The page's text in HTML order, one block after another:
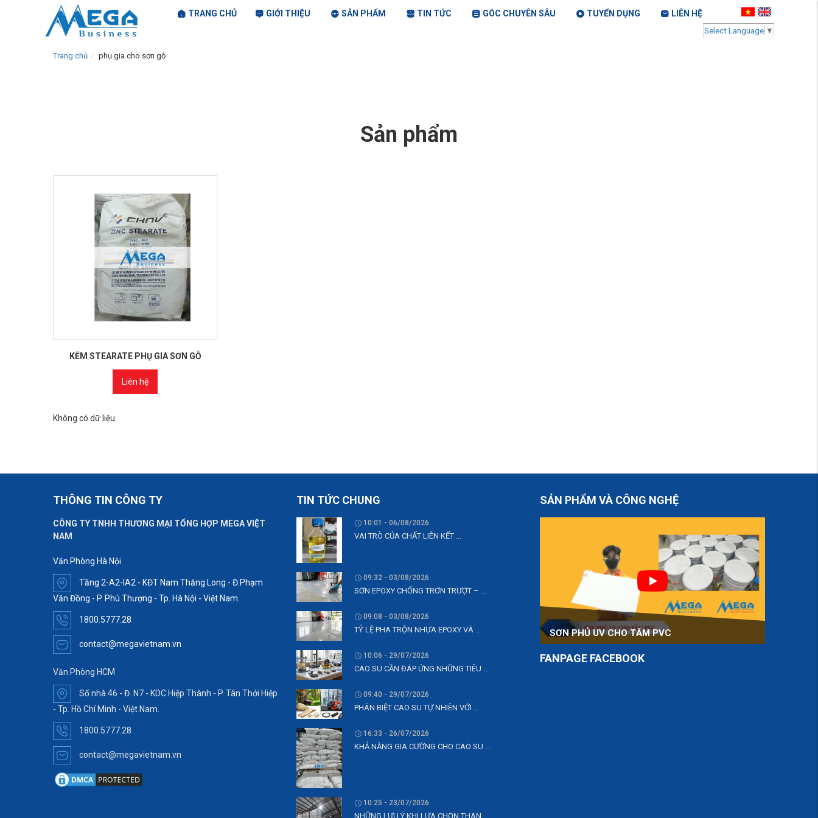
TRANG CHỦ GIỚI THIỆU SẢN PHẨM TIN TỨC GÓC CHUYÊN SÂU TUYỂN DỤNG LIÊN HỆ
Select Language ▼
Trang chủ phụ gia cho sơn gỗ
Sản phẩm
KẼM STEARATE PHỤ GIA SƠN GỖ
Liên hệ
Không có dữ liệu
THÔNG TIN CÔNG TY
CÔNG TY TNHH THƯƠNG MẠI TỔNG HỢP MEGA VIỆT
NAM
Văn Phòng Hà Nội
Tầng 2-A2-IA2 - KĐT Nam Thăng Long - Đ.Phạm
Văn Đồng - P. Phú Thượng - Tp. Hà Nội - Việt Nam.
1800.5777.28
contact@megavietnam.vn
Văn Phòng HCM
Số nhà 46 - Đ. N7 - KDC Hiệp Thành - P. Tân Thới Hiệp
- Tp. Hồ Chí Minh - Việt Nam.
1800.5777.28
contact@megavietnam.vn
TIN TỨC CHUNG
10:01 - 06/08/2026
VAI TRÒ CỦA CHẤT LIÊN KẾT ...
09:32 - 03/08/2026
SƠN EPOXY CHỐNG TRƠN TRƯỢT – ...
09:08 - 03/08/2026
TỶ LỆ PHA TRỘN NHỰA EPOXY VÀ ...
10:06 - 29/07/2026
CAO SU CẦN ĐÁP ỨNG NHỮNG TIÊU ...
09:40 - 29/07/2026
PHÂN BIỆT CAO SU TỰ NHIÊN VỚI ...
16:33 - 26/07/2026
KHẢ NĂNG GIA CƯỜNG CHO CAO SU ...
10:25 - 23/07/2026
NHỮNG LƯU Ý KHI LỰA CHỌN THAN ...
SẢN PHẨM VÀ CÔNG NGHỆ
SƠN PHỦ UV CHO TẤM PVC
FANPAGE FACEBOOK